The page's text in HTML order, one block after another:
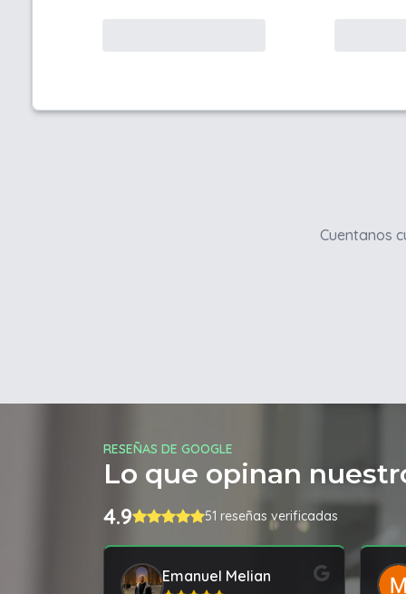
Cuentanos
RESEÑAS DE GOOGLE
Lo que opinan
4.9 51 reseñas verificadas
Emanuel Melian